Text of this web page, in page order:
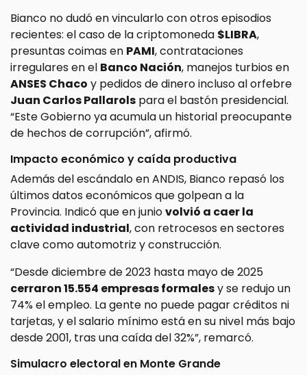
Bianco no dudó en vincularlo con otros episodios
recientes: el caso de la criptomoneda $LIBRA,
presuntas coimas en PAMI, contrataciones
irregulares en el Banco Nación, manejos turbios en
ANSES Chaco y pedidos de dinero incluso al orfebre
Juan Carlos Pallarols para el bastón presidencial.
“Este Gobierno ya acumula un historial preocupante
de hechos de corrupción”, afirmó.
Impacto económico y caída productiva
Además del escándalo en ANDIS, Bianco repasó los
últimos datos económicos que golpean a la
Provincia. Indicó que en juniovolvió a caer la
actividad industrial, con retrocesos en sectores
clave como automotriz y construcción.
“Desde diciembre de 2023 hasta mayo de 2025
cerraron 15.554 empresas formalesy se redujo un
74% el empleo. La gente no puede pagar créditos ni
tarjetas, y el salario mínimo está en su nivel más bajo
desde 2001, tras una caída del 32%”, remarcó.
Simulacro electoral en Monte Grande